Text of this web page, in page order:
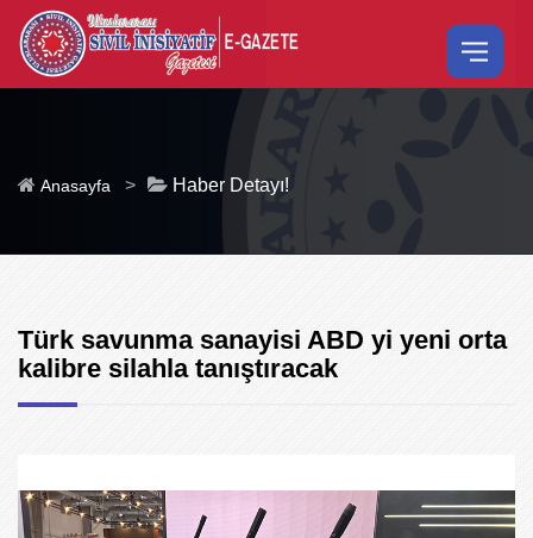
Anasayfa > Haber Detayı!
Türk savunma sanayisi ABD yi yeni orta
kalibre silahla tanıştıracak